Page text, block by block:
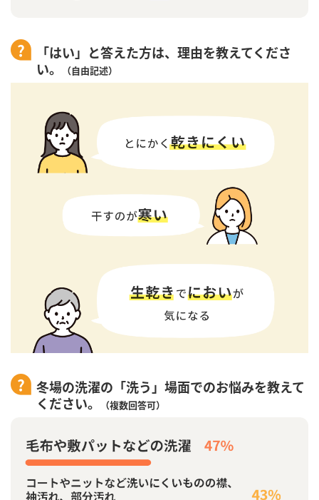
「はい」と答えた方は、理由を教えてくださ
い。
（自由記述）
冬場の洗濯の「洗う」場面でのお悩みを教えて
ください。
（複数回答可）